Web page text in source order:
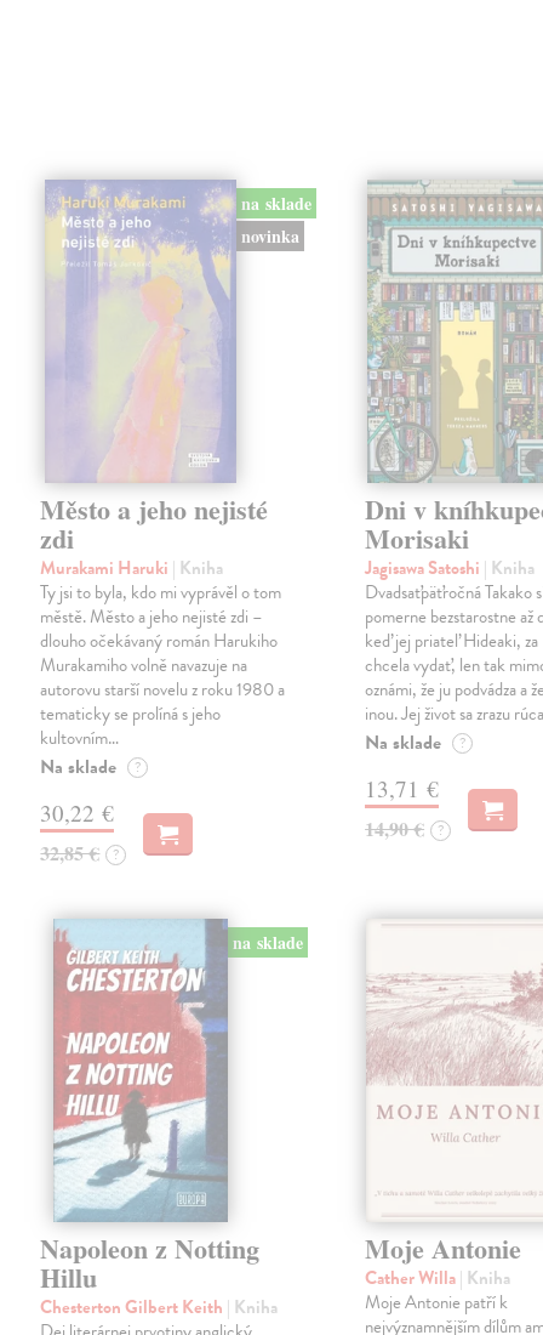
na sklade
novinka
Město a jeho nejisté
zdi
Murakami Haruki | Kniha
Ty jsi to byla, kdo mi vyprávěl o tom
městě. Město a jeho nejisté zdi –
dlouho očekávaný román Harukiho
Murakamiho volně navazuje na
autorovu starší novelu z roku 1980 a
tematicky se prolíná s jeho
kultovním…
Na sklade ?
30,22 €
32,85 € ?
Dni v
Morisaki
Jagisawa Satoshi | Kniha
Dvadsaťpäťročná Takako
pomerne bezstarostne až
keď jej priateľ Hideaki,
chcela vydať, len tak
oznámi, že ju podvádza a
inou. Jej život sa zrazu
Na sklade ?
13,71 €
14,90 € ?
na sklade
Napoleon z Notting
Hillu
Chesterton Gilbert Keith | Kniha
Moje Antonie
Cather Willa| Kniha
Moje Antonie patří k
nejvýznamnějším dílům